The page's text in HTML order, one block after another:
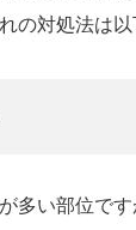
の対処法は以
多い部位で